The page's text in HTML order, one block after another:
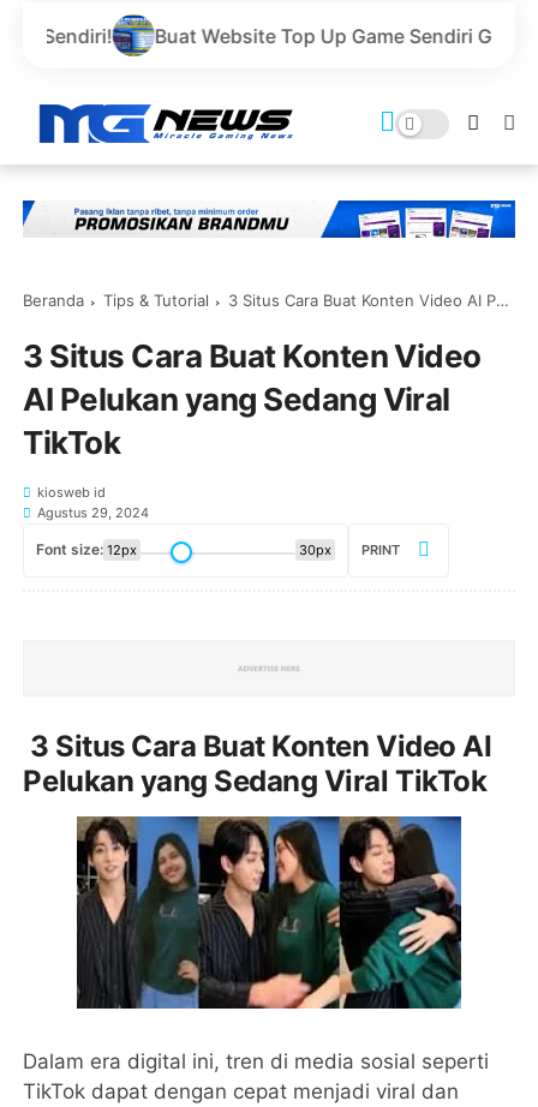
Buat Website Top Up Game Sendiri Gratis Domain dan
Beranda Tips & Tutorial 3 Situs Cara Buat Konten Video AI Pelukan yang Sedang Viral TikTok
3 Situs Cara Buat Konten Video
AI Pelukan yang Sedang Viral
TikTok
kiosweb id
Agustus 29, 2024
Font size: 12px 30px PRINT
3 Situs Cara Buat Konten Video AI
Pelukan yang Sedang Viral TikTok
Dalam era digital ini, tren di media sosial seperti
TikTok dapat dengan cepat menjadi viral dan